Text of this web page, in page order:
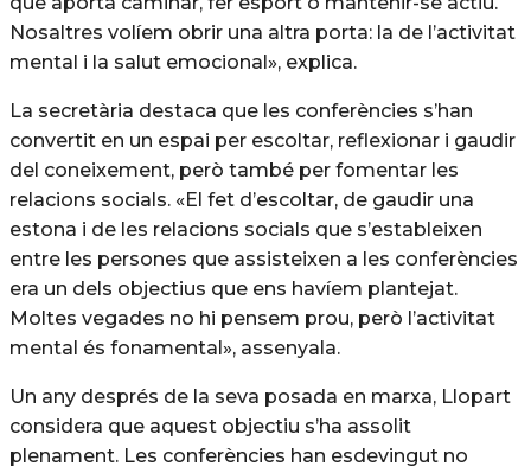
Nosaltres volíem obrir una altra porta: la de l’activitat
mental i la salut emocional», explica.
La secretària destaca que les conferències s’han
convertit en un espai per escoltar, reflexionar i gaudir
del coneixement, però també per fomentar les
relacions socials. «El fet d’escoltar, de gaudir una
estona i de les relacions socials que s’estableixen
entre les persones que assisteixen a les conferències
era un dels objectius que ens havíem plantejat.
Moltes vegades no hi pensem prou, però l’activitat
mental és fonamental», assenyala.
Un any després de la seva posada en marxa, Llopart
considera que aquest objectiu s’ha assolit
plenament. Les conferències han esdevingut no